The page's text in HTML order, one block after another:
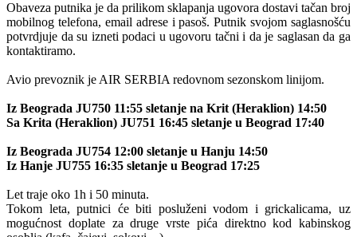
Obaveza putnika je da prilikom sklapanja ugovora dostavi tačan broj
mobilnog telefona, email adrese i pasoš. Putnik svojom saglasnošću
potvrdjuje da su izneti podaci u ugovoru tačni i da je saglasan da ga
kontaktiramo.
Avio prevoznik je AIR SERBIA redovnom sezonskom linijom.
Iz Beograda JU750 11:55 sletanje na Krit (Heraklion) 14:50
Sa Krita (Heraklion) JU751 16:45 sletanje u Beograd 17:40
Iz Beograda JU754 12:00 sletanje u Hanju 14:50
Iz Hanje JU755 16:35 sletanje u Beograd 17:25
Let traje oko 1h i 50 minuta.
Tokom leta, putnici će biti posluženi vodom i grickalicama, uz
mogućnost doplate za druge vrste pića direktno kod kabinskog